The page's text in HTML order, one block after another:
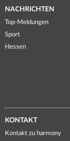
NACHRICHTEN
Top-Meldungen
Sport
Hessen
KONTAKT
Kontakt zu harmony